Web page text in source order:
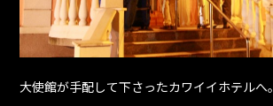
大使館が手配して下さったカワイイホテルへ。